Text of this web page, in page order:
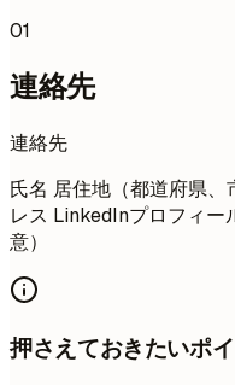
01
連絡先
連絡先
氏名 居住地（都道府県
レス LinkedInプロフィー
意）
押さえておきたいポ